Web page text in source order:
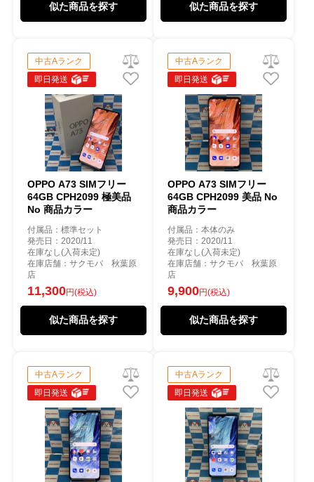
似た商品を探す 似た商品を探す
中古Aランク
即日発送
OPPO A73 SIMフリー
64GB CPH2099 極美品
No 商品カラー
付属品：標準セット
発売日：2020/11
在庫なし(入荷未定)
在庫店舗：サクモバ 秋葉原
店
11,300円(税込)
似た商品を探す
中古Aランク
即日発送
OPPO A73 SIMフリー
64GB CPH2099 美品 No
商品カラー
付属品：本体のみ
発売日：2020/11
在庫なし(入荷未定)
在庫店舗：サクモバ 秋葉原
店
9,900円(税込)
似た商品を探す
中古Aランク
即日発送
中古Aランク
即日発送